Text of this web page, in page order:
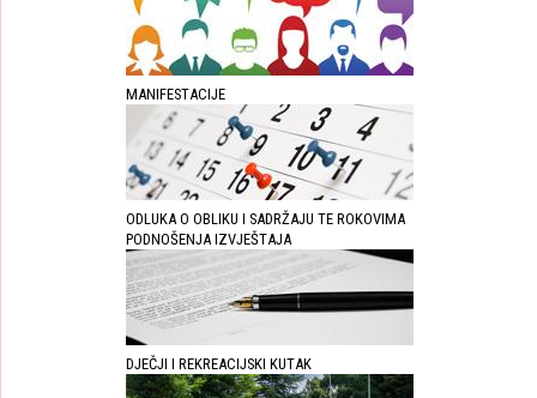
MANIFESTACIJE
ODLUKA O OBLIKU I SADRŽAJU TE ROKOVIMA
PODNOŠENJA IZVJEŠTAJA
DJEČJI I REKREACIJSKI KUTAK